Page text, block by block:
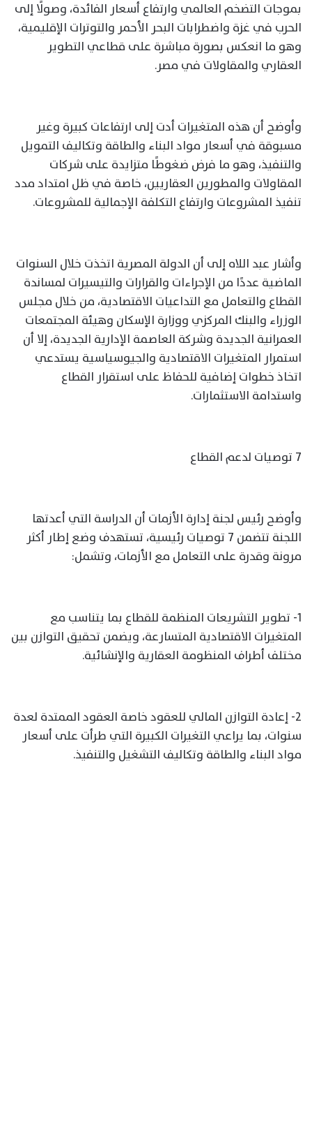
بموجات التضخم العالمي وارتفاع أسعار الفائدة، وصولًا إلى
الحرب في غزة واضطرابات البحر الأحمر والتوترات الإقليمية،
وهو ما انعكس بصورة مباشرة على قطاعي التطوير
العقاري والمقاولات في مصر.
وأوضح أن هذه المتغيرات أدت إلى ارتفاعات كبيرة وغير
مسبوقة في أسعار مواد البناء والطاقة وتكاليف التمويل
والتنفيذ، وهو ما فرض ضغوطًا متزايدة على شركات
المقاولات والمطورين العقاريين، خاصة في ظل امتداد مدد
تنفيذ المشروعات وارتفاع التكلفة الإجمالية للمشروعات.
وأشار عبد اللاه إلى أن الدولة المصرية اتخذت خلال السنوات
الماضية عددًا من الإجراءات والقرارات والتيسيرات لمساندة
القطاع والتعامل مع التداعيات الاقتصادية، من خلال مجلس
الوزراء والبنك المركزي ووزارة الإسكان وهيئة المجتمعات
العمرانية الجديدة وشركة العاصمة الإدارية الجديدة، إلا أن
استمرار المتغيرات الاقتصادية والجيوسياسية يستدعي
اتخاذ خطوات إضافية للحفاظ على استقرار القطاع
واستدامة الاستثمارات.
7 توصيات لدعم القطاع
وأوضح رئيس لجنة إدارة الأزمات أن الدراسة التي أعدتها
اللجنة تتضمن 7 توصيات رئيسية، تستهدف وضع إطار أكثر
مرونة وقدرة على التعامل مع الأزمات، وتشمل:
1- تطوير التشريعات المنظمة للقطاع بما يتناسب مع
المتغيرات الاقتصادية المتسارعة، ويضمن تحقيق التوازن بين
مختلف أطراف المنظومة العقارية والإنشائية.
2- إعادة التوازن المالي للعقود خاصة العقود الممتدة لعدة
سنوات، بما يراعي التغيرات الكبيرة التي طرأت على أسعار
مواد البناء والطاقة وتكاليف التشغيل والتنفيذ.